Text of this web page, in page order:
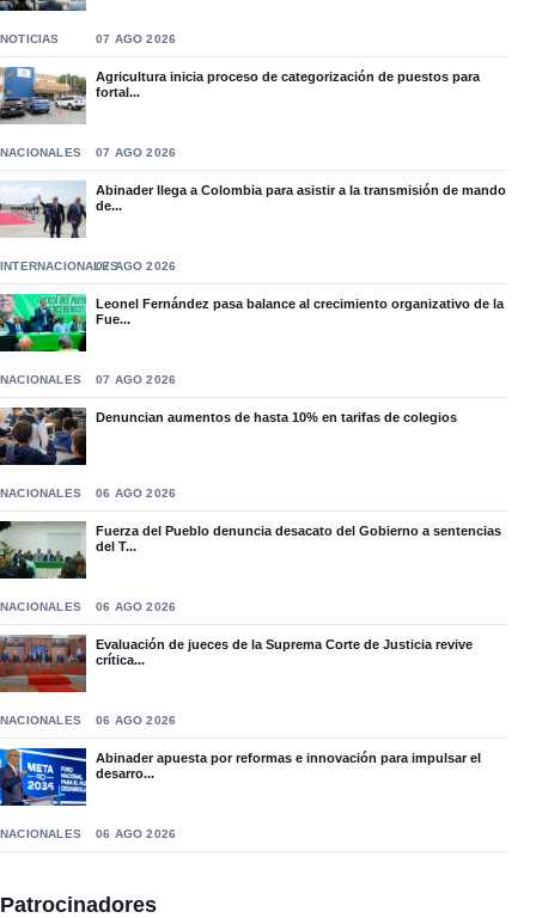
NOTICIAS 07 AGO 2026
Agricultura inicia proceso de categorización de puestos para
fortal...
NACIONALES 07 AGO 2026
Abinader llega a Colombia para asistir a la transmisión de mando
de...
INTERNACIONALES07 AGO 2026
Leonel Fernández pasa balance al crecimiento organizativo de la
Fue...
NACIONALES 07 AGO 2026
Denuncian aumentos de hasta 10% en tarifas de colegios
NACIONALES 06 AGO 2026
Fuerza del Pueblo denuncia desacato del Gobierno a sentencias
del T...
NACIONALES 06 AGO 2026
Evaluación de jueces de la Suprema Corte de Justicia revive
crítica...
NACIONALES 06 AGO 2026
Abinader apuesta por reformas e innovación para impulsar el
desarro...
NACIONALES 06 AGO 2026
Patrocinadores